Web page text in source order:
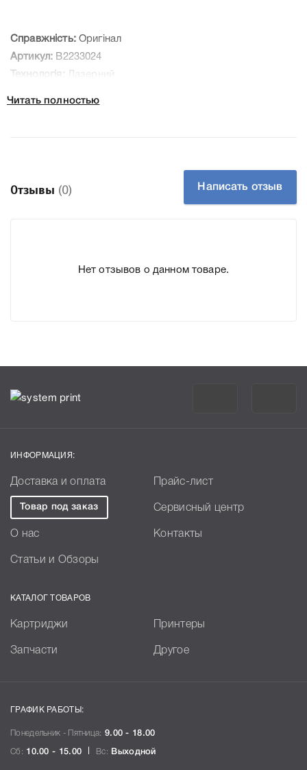
Справжність:Оригінал
Артикул: B2233024
Технологія: Лазерний
печатающей техники, к которому подходит Блок проявки
MPC3000AD/ MPC3500AD/ MPC4500AD), что позволит
Читать полностью
Отзывы (0) Написать отзыв
Нет отзывов о данном товаре.
ИНФОРМАЦИЯ:
Доставка и оплата Прайс-лист
Товар под заказ Сервисный центр
О нас Контакты
Статьи и Обзоры
КАТАЛОГ ТОВАРОВ
Картриджи Принтеры
Запчасти Другое
ГРАФИК РАБОТЫ:
Понедельник - Пятница: 9.00 - 18.00
Сб: 10.00 - 15.00 Вс: Выходной